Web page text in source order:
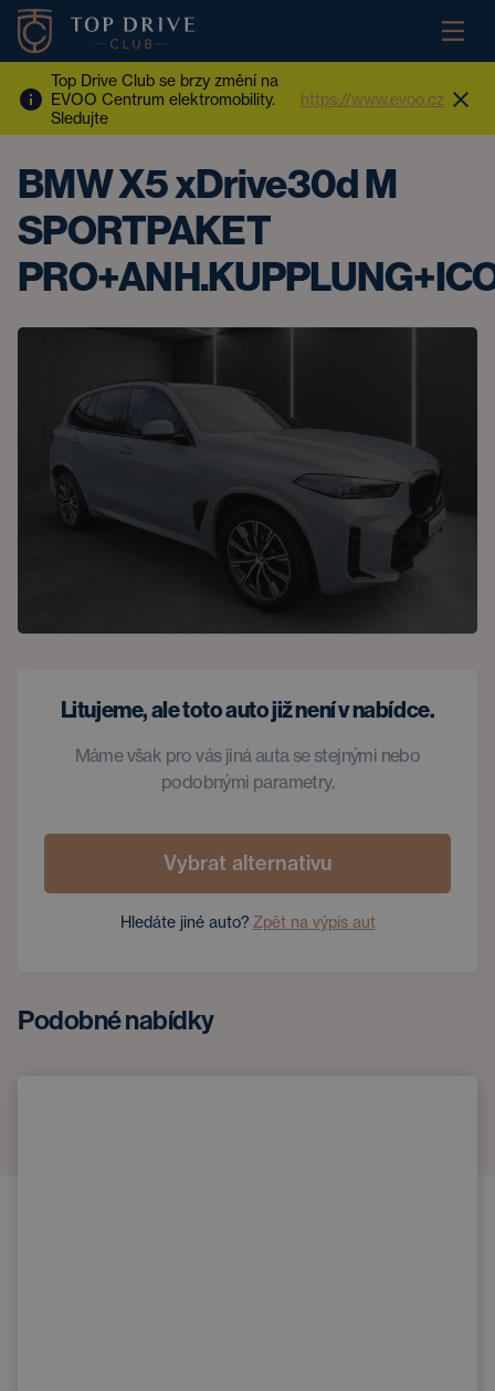
Top Drive Club se brzy změní na
EVOO Centrum elektromobility.
Sledujte
https://www.evoo.cz
BMW X5 xDrive30d M
SPORTPAKET
Litujeme, ale toto auto již není v nabídce.
Máme však pro vás jiná auta se stejnými nebo
podobnými parametry.
Vybrat alternativu
Hledáte jiné auto? Zpět na výpis aut
Podobné nabídky